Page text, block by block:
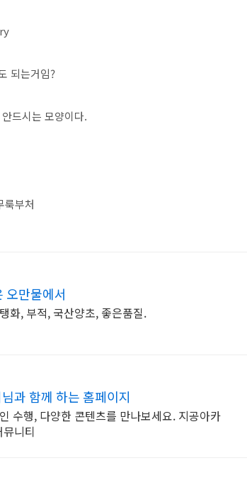
되는거임?
드시는 모양이다.
룩부처
오만물에서
화, 부적, 국산양초, 좋은품질.
과 함께 하는 홈페이지
수행, 다양한 콘텐츠를 만나보세요. 지공아카
니티